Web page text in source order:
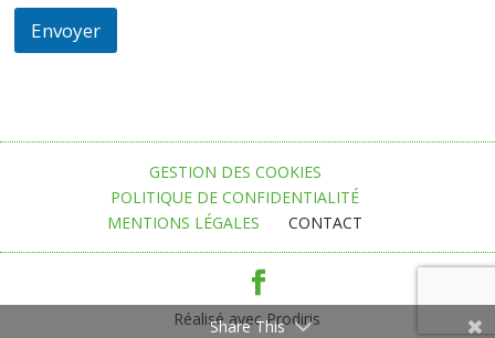
d
Envoyer
GESTION DES COOKIES
POLITIQUE DE CONFIDENTIALITÉ
MENTIONS LÉGALES
CONTACT
Réalisé avec Prodiris
Share This